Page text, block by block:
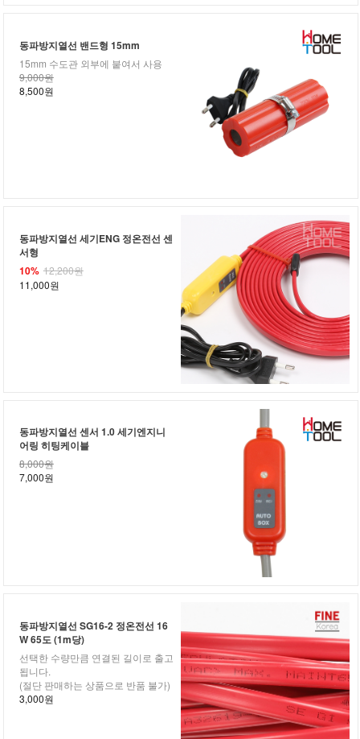
동파방지열선 밴드형 15mm
15mm 수도관 외부에 붙여서 사용
9,000원
8,500원
동파방지열선 세기ENG 정온전선 센
서형
10% 12,200원
11,000원
동파방지열선 센서 1.0 세기엔지니
어링 히팅케이블
8,000원
7,000원
동파방지열선 SG16-2 정온전선 16
W 65도 (1m당)
선택한 수량만큼 연결된 길이로 출고
됩니다.
(절단 판매하는 상품으로 반품 불가)
3,000원